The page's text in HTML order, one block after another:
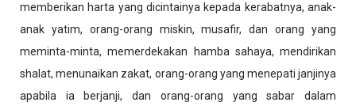
memberikan harta yang dicintainya kepada kerabatnya, anak-
anak yatim, orang-orang miskin, musafir, dan orang yang
meminta-minta, memerdekakan hamba sahaya, mendirikan
shalat, menunaikan zakat, orang-orang yang menepati janjinya
apabila ia berjanji, dan orang-orang yang sabar dalam